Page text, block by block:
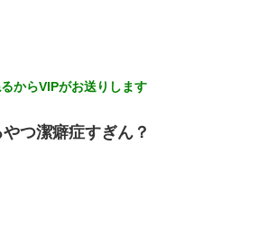
からVIPがお送りします
つ潔癖症すぎん？